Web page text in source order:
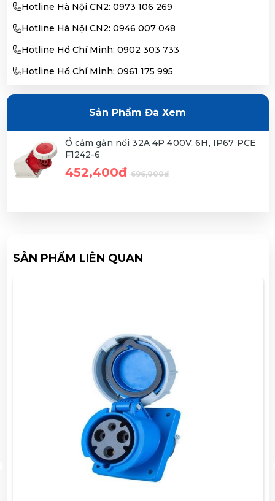
Hotline Hà Nội CN2: 0973 106 269
Hotline Hà Nội CN2: 0946 007 048
Hotline Hồ Chí Minh: 0902 303 733
Hotline Hồ Chí Minh: 0961 175 995
Sản Phẩm Đã Xem
Ổ cắm gắn nổi 32A 4P 400V, 6H, IP67 PCE
F1242-6
452,400đ 696,000đ
SẢN PHẨM LIÊN QUAN